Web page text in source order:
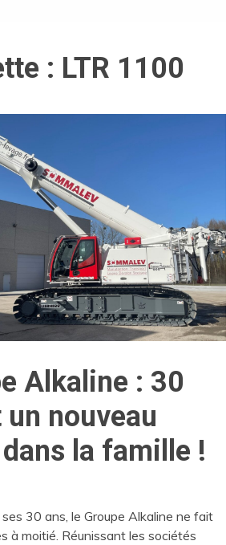
: LTR 1100
Alkaline : 30
un nouveau
la famille !
30 ans, le Groupe Alkaline ne fait
à moitié. Réunissant les sociétés